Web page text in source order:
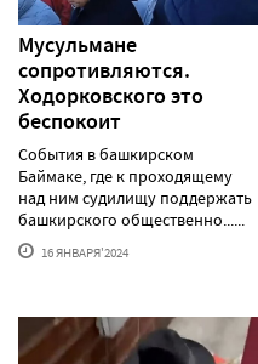
Мусульмане
сопротивляются.
Ходорковского это
беспокоит
События в башкирском
Баймаке, где к проходящему
над ним судилищу поддержать
башкирского общественно......
16 ЯНВАРЯ'2024